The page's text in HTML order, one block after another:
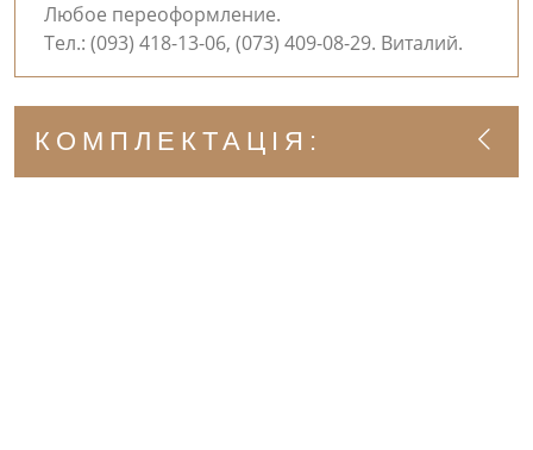
Любое переоформление.
Тел.: (093) 418-13-06, (073) 409-08-29. Виталий.
КОМПЛЕКТАЦІЯ: